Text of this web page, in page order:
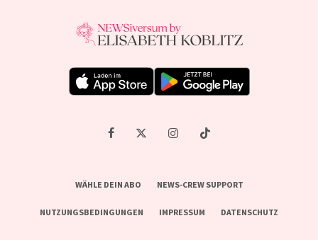
WÄHLE DEIN ABO NEWS-CREW SUPPORT
NUTZUNGSBEDINGUNGEN IMPRESSUM DATENSCHUTZ